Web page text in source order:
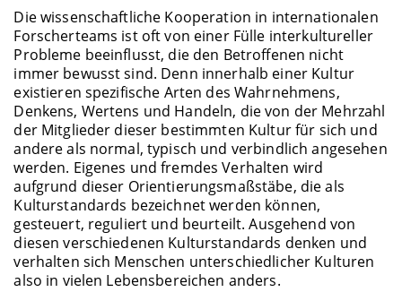
Die wissenschaftliche Kooperation in internationalen
Forscherteams ist oft von einer Fülle interkultureller
Probleme beeinflusst, die den Betroffenen nicht
immer bewusst sind. Denn innerhalb einer Kultur
existieren spezifische Arten des Wahrnehmens,
Denkens, Wertens und Handeln, die von der Mehrzahl
der Mitglieder dieser bestimmten Kultur für sich und
andere als normal, typisch und verbindlich angesehen
werden. Eigenes und fremdes Verhalten wird
aufgrund dieser Orientierungsmaßstäbe, die als
Kulturstandards bezeichnet werden können,
gesteuert, reguliert und beurteilt. Ausgehend von
diesen verschiedenen Kulturstandards denken und
verhalten sich Menschen unterschiedlicher Kulturen
also in vielen Lebensbereichen anders.